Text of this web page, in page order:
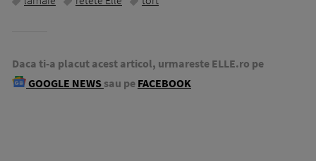
Daca ti-a placut acest articol, urmareste ELLE.ro pe
GOOGLE NEWS sau pe FACEBOOK